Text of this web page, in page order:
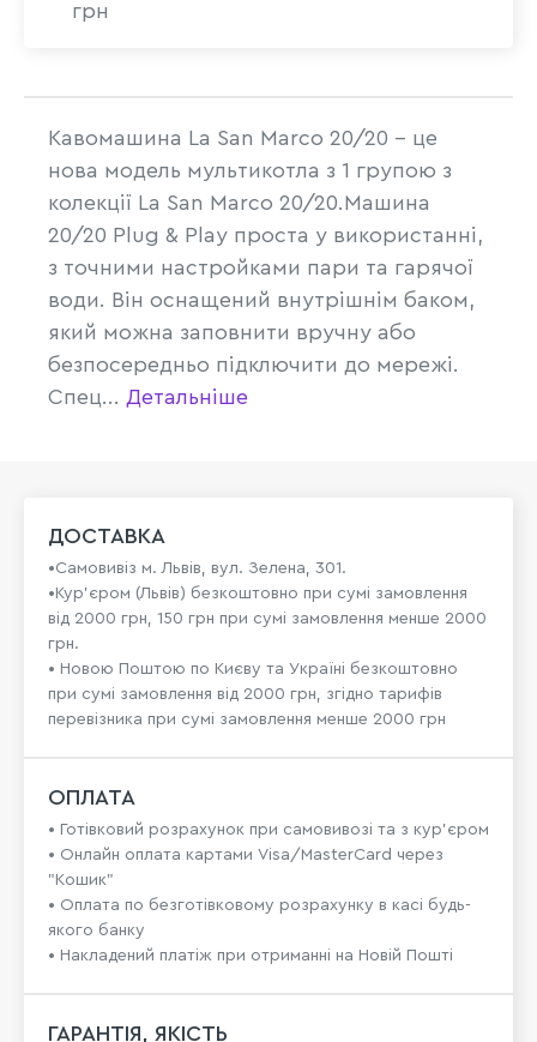
грн
Кавомашина La San Marco 20/20 - це
нова модель мультикотла з 1 групою з
колекції La San Marco 20/20.Машина
20/20 Plug & Play проста у використанні,
з точними настройками пари та гарячої
води. Він оснащений внутрішнім баком,
який можна заповнити вручну або
безпосередньо підключити до мережі.
Спец... Детальніше
ДОСТАВКА
•Самовивіз м. Львів, вул. Зелена, 301.
•Кур'єром (Львів) безкоштовно при сумі замовлення
від 2000 грн, 150 грн при сумі замовлення менше 2000
грн.
• Новою Поштою по Києву та Україні безкоштовно
при сумі замовлення від 2000 грн, згідно тарифів
перевізника при сумі замовлення менше 2000 грн
ОПЛАТА
• Готівковий розрахунок при самовивозі та з кур’єром
• Онлайн оплата картами Visa/MasterCard через
"Кошик"
• Оплата по безготівковому розрахунку в касі будь-
якого банку
• Накладений платіж при отриманні на Новій Пошті
ГАРАНТІЯ, ЯКІСТЬ